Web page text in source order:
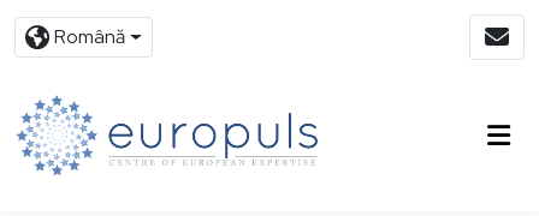
Română